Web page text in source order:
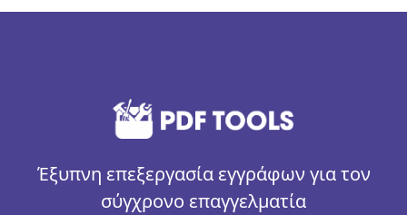
Έξυπνη επεξεργασία εγγράφων για τον
σύγχρονο επαγγελματία